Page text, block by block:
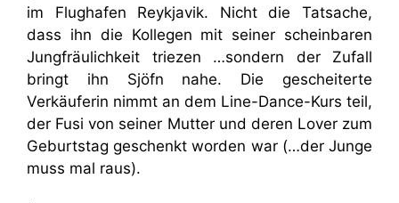
im Flughafen Reykjavik. Nicht die Tatsache,
dass ihn die Kollegen mit seiner scheinbaren
Jungfräulichkeit triezen …sondern der Zufall
bringt ihn Sjöfn nahe. Die gescheiterte
Verkäuferin nimmt an dem Line-Dance-Kurs teil,
der Fusi von seiner Mutter und deren Lover zum
Geburtstag geschenkt worden war (…der Junge
muss mal raus).